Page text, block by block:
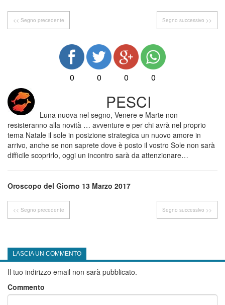
<< Segno precedente Segno successivo >>
0 0 0 0
PESCI
Luna nuova nel segno, Venere e Marte non
resisteranno alla novità … avventure e per chi avrà nel proprio
tema Natale il sole in posizione strategica un nuovo amore in
arrivo, anche se non saprete dove è posto il vostro Sole non sarà
difficile scoprirlo, oggi un incontro sarà da attenzionare…
Oroscopo del Giorno 13 Marzo 2017
<< Segno precedente Segno successivo >>
LASCIA UN COMMENTO
Il tuo indirizzo email non sarà pubblicato.
Commento